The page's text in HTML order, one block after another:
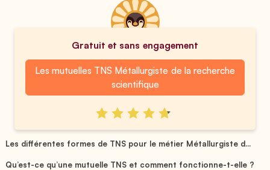
Gratuit et sans engagement
Les mutuelles TNS Métallurgiste de la recherche
scientifique
Les différentes formes de TNS pour le métier Métallurgiste d...
Qu’est-ce qu’une mutuelle TNS et comment fonctionne-t-elle ?